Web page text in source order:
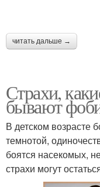
читать дальше →
Страхи,
бывают
В детском возрасте
темнотой,
боятся насекомых,
страхи могут